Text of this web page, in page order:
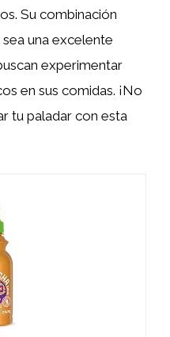
Su combinación
una excelente
experimentar
en sus comidas. ¡No
tu paladar con esta